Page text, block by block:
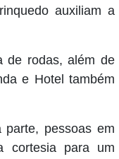
auxiliam a
de rodas, além de
e Hotel também
parte, pessoas em
cortesia para um